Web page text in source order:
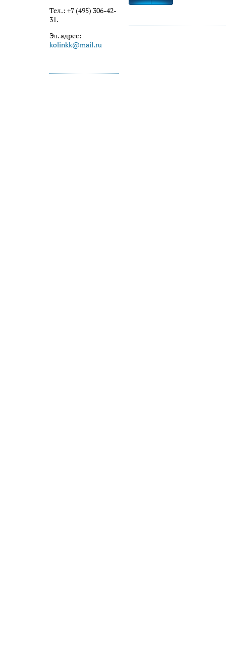
Тел.: +7 (495) 306-42-
31.
Эл. адрес:
kolinkk@mail.ru